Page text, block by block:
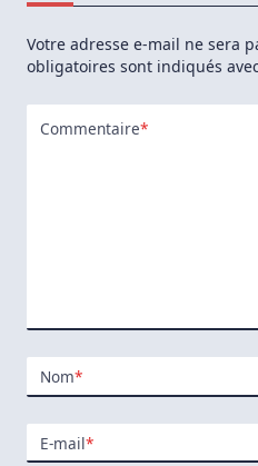
Votre adresse e-mail ne sera
obligatoires sont indiqués avec
Commentaire*
Nom*
E-mail*